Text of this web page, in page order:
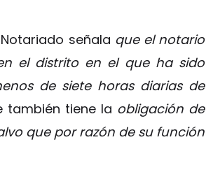
señala que el notario
el distrito en el que ha sido
de siete horas diarias de
también tiene la obligación de
que por razón de su función